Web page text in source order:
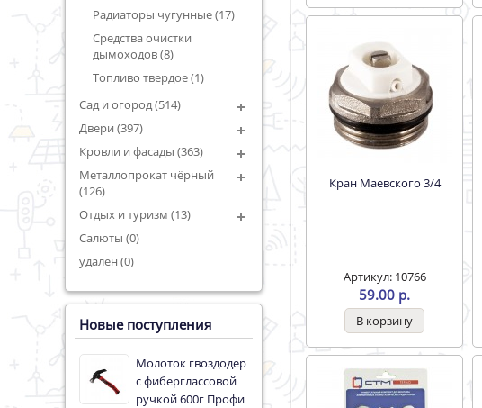
Радиаторы чугунные (17)
Средства очистки
дымоходов (8)
Топливо твердое (1)
Сад и огород (514)
Двери (397)
Кровли и фасады (363)
Металлопрокат чёрный
(126)
Отдых и туризм (13)
Салюты (0)
удален (0)
Новые поступления
Молоток гвоздодер
с фиберглассовой
ручкой 600г Профи
Кран Маевского 3/4
Артикул: 10766
59.00 р.